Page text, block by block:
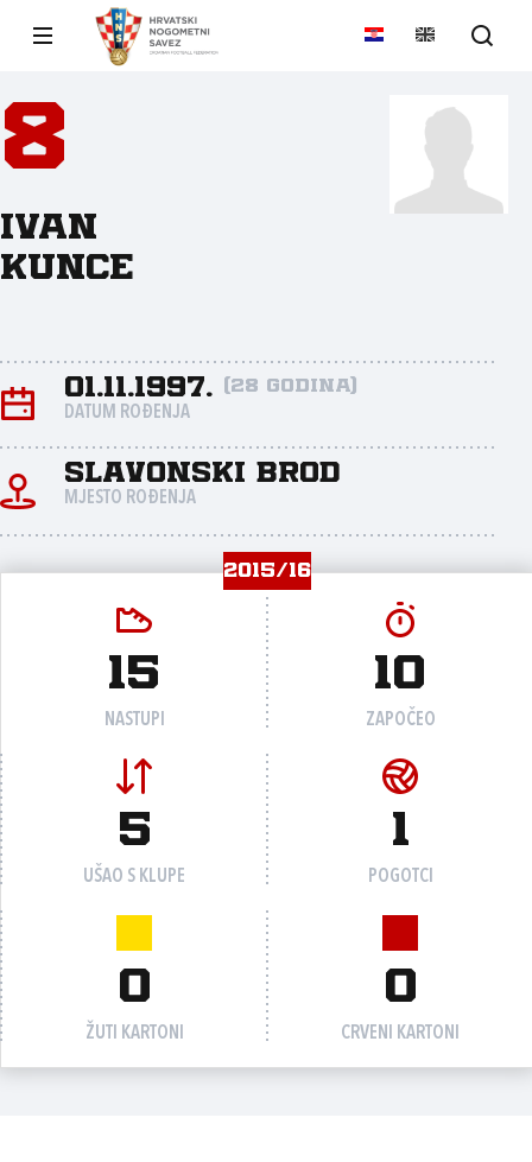
8
Ivan
Kunce
01.11.1997. (28 godina)
DATUM ROĐENJA
Slavonski Brod
MJESTO ROĐENJA
2015/16
15
NASTUPI
10
ZAPOČEO
5
UŠAO S KLUPE
1
POGOTCI
0
ŽUTI KARTONI
0
CRVENI KARTONI